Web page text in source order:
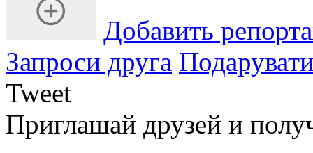
Добавить
Запроси друга
Tweet
Приглашай друзей и